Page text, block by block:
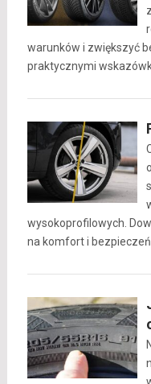
warunków i zwiększyć
praktycznymi
wysokoprofilowych.
na komfort i